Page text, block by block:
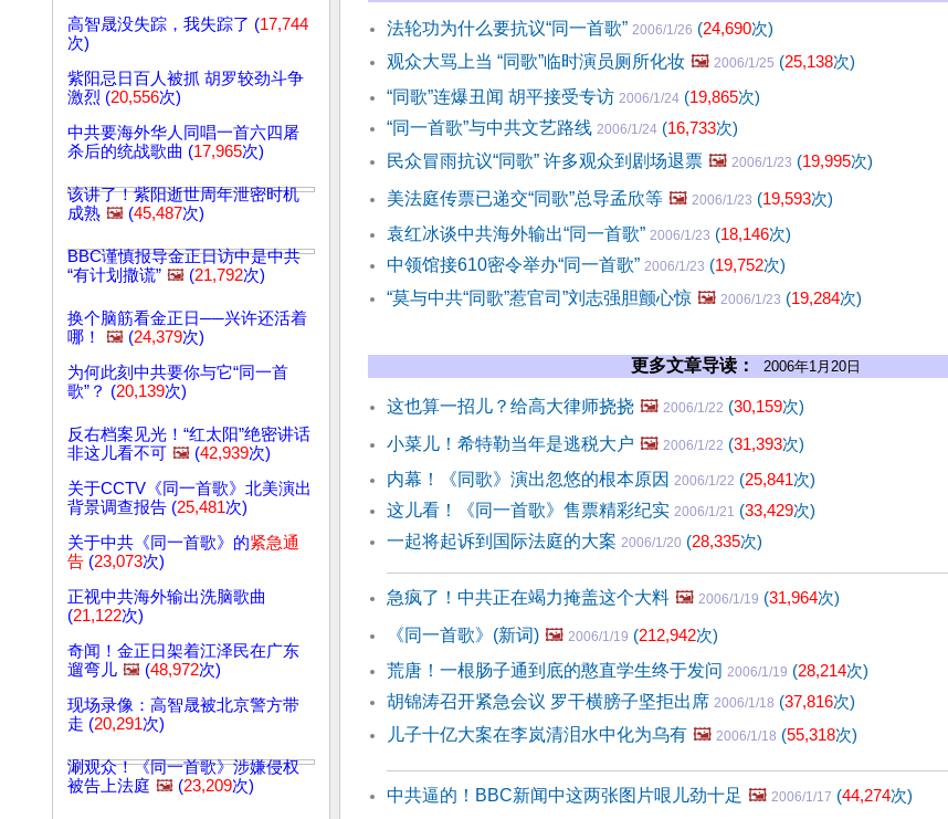
高智晟没失踪，我失踪了 (17,744
次)
紫阳忌日百人被抓 胡罗较劲斗争
激烈 (20,556次)
中共要海外华人同唱一首六四屠
杀后的统战歌曲 (17,965次)
该讲了！紫阳逝世周年泄密时机
成熟 🖼️ (45,487次)
BBC谨慎报导金正日访中是中共
“有计划撒谎” 🖼️ (21,792次)
换个脑筋看金正日──兴许还活着
哪！
🖼️ (24,379次)
为何此刻中共要你与它“同一首
歌”？ (20,139次)
反右档案见光！“红太阳”绝密讲话
非这儿看不可 🖼️ (42,939次)
关于CCTV《同一首歌》北美演出
背景调查报告 (25,481次)
关于中共《同一首歌》的紧急通
告 (23,073次)
正视中共海外输出洗脑歌曲
(21,122次)
奇闻！金正日架着江泽民在广东
遛弯儿 🖼️ (48,972次)
现场录像：高智晟被北京警方带
走 (20,291次)
涮观众！《同一首歌》涉嫌侵权
被告上法庭 🖼️ (23,209次)
法轮功为什么要抗议“同一首歌” 2006/1/26 (24,690次)
观众大骂上当 “同歌”临时演员厕所化妆 🖼️ 2006/1/25 (25,138次)
“同歌”连爆丑闻 胡平接受专访 2006/1/24 (19,865次)
“同一首歌”与中共文艺路线 2006/1/24 (16,733次)
民众冒雨抗议“同歌” 许多观众到剧场退票 🖼️ 2006/1/23 (19,995次)
美法庭传票已递交“同歌”总导孟欣等 🖼️ 2006/1/23 (19,593次)
袁红冰谈中共海外输出“同一首歌” 2006/1/23 (18,146次)
中领馆接610密令举办“同一首歌” 2006/1/23 (19,752次)
“莫与中共“同歌”惹官司”刘志强胆颤心惊 🖼️ 2006/1/23 (19,284次)
更多文章导读： 2006年1月20日
这也算一招儿？给高大律师挠挠 🖼️ 2006/1/22 (30,159次)
小菜儿！希特勒当年是逃税大户 🖼️ 2006/1/22 (31,393次)
内幕！《同歌》演出忽悠的根本原因 2006/1/22 (25,841次)
这儿看！《同一首歌》售票精彩纪实 2006/1/21 (33,429次)
一起将起诉到国际法庭的大案 2006/1/20 (28,335次)
急疯了！中共正在竭力掩盖这个大料 🖼️ 2006/1/19 (31,964次)
《同一首歌》(新词) 🖼️ 2006/1/19 (212,942次)
荒唐！一根肠子通到底的憨直学生终于发问 2006/1/19 (28,214次)
胡锦涛召开紧急会议 罗干横膀子坚拒出席 2006/1/18 (37,816次)
儿子十亿大案在李岚清泪水中化为乌有 🖼️ 2006/1/18 (55,318次)
中共逼的！BBC新闻中这两张图片哏儿劲十足 🖼️ 2006/1/17 (44,274次)